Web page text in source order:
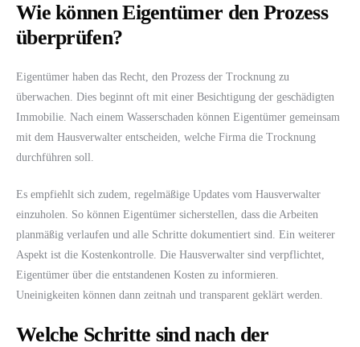
Wie können Eigentümer den Prozess
überprüfen?
Eigentümer haben das Recht, den Prozess der Trocknung zu
überwachen. Dies beginnt oft mit einer Besichtigung der geschädigten
Immobilie. Nach einem Wasserschaden können Eigentümer gemeinsam
mit dem Hausverwalter entscheiden, welche Firma die Trocknung
durchführen soll.
Es empfiehlt sich zudem, regelmäßige Updates vom Hausverwalter
einzuholen. So können Eigentümer sicherstellen, dass die Arbeiten
planmäßig verlaufen und alle Schritte dokumentiert sind. Ein weiterer
Aspekt ist die Kostenkontrolle. Die Hausverwalter sind verpflichtet,
Eigentümer über die entstandenen Kosten zu informieren.
Uneinigkeiten können dann zeitnah und transparent geklärt werden.
Welche Schritte sind nach der